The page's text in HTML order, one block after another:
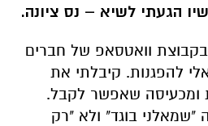
הגעתי לשיא – נס ציונה.
בקבוצת וואטסאפ של חברים
להפגנות. קיבלתי את
ומכעיסה שאפשר לקבל.
בוגד" ולא "רק